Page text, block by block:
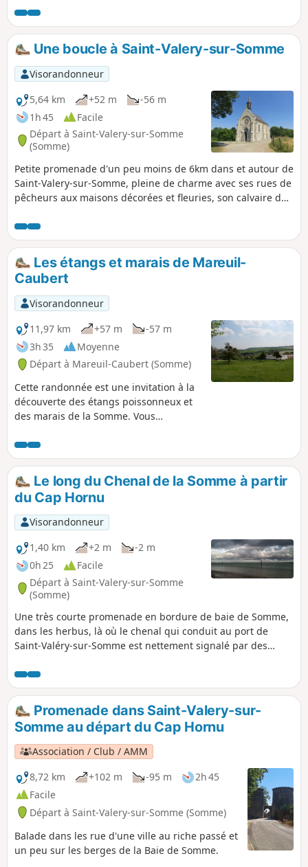
Une boucle à Saint-Valery-sur-Somme
Visorandonneur
5,64 km
+52 m
-56 m
1h 45
Facile
Départ à Saint-Valery-sur-Somme
(Somme)
Petite promenade d'un peu moins de 6km dans et autour de
Saint-Valery-sur-Somme, pleine de charme avec ses rues de
pêcheurs aux maisons décorées et fleuries, son calvaire des
long de la Somme ainsi que sa Chapelle Saint-Valery dite
des Marins, sans oublier son histoire avec la Porte Jeanne
d'Arc et de nombreux points de vues sur la baie de Somme
Les étangs et marais de Mareuil-
Caubert
Visorandonneur
11,97 km
+57 m
-57 m
3h 35
Moyenne
Départ à Mareuil-Caubert (Somme)
Cette randonnée est une invitation à la
découverte des étangs poissonneux et
des marais de la Somme. Vous
la flore (fritillaire sauvage)
caractéristiques de la région.
Le long du Chenal de la Somme à partir
du Cap Hornu
Visorandonneur
1,40 km
+2 m
-2 m
0h 25
Facile
Départ à Saint-Valery-sur-Somme
(Somme)
Une très courte promenade en bordure de baie de Somme,
dans les herbus, là où le chenal qui conduit au port de
Saint-Valéry-sur-Somme est nettement signalé par des
vertes à tribord. Avant d'entreprendre cette randonnée, il
convient de s'informer au sujet des horaires et coefficients
des marées (voir les informations pratiques).
Promenade dans Saint-Valery-sur-
Somme au départ du Cap Hornu
Association / Club / AMM
8,72 km
+102 m -95 m
2h 45
Facile
Départ à Saint-Valery-sur-Somme (Somme)
Balade dans les rue d'une ville au riche passé et
un peu sur les berges de la Baie de Somme.